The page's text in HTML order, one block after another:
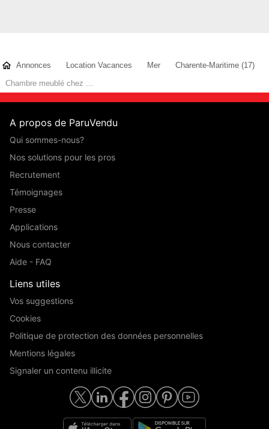
Annonces Location Vacances Mer
Charente-Maritime (17)
Chambre meublé chez ...
A propos de ParuVendu
Qui sommes-nous?
Nos solutions pour les pros
Recrutement
Témoignages
Presse
Applications
Nous contacter
Aide - FAQ
Liens utiles
Vos suggestions
Cookies
Politique de protection des données personnelles
Mentions légales
Signaler un contenu illicite